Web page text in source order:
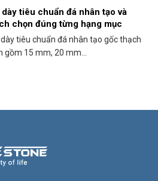
tiêu chuẩn đá nhân tạo và
chọn đúng từng hạng mục
tiêu chuẩn đá nhân tạo gốc thạch
gồm 15 mm, 20 mm...